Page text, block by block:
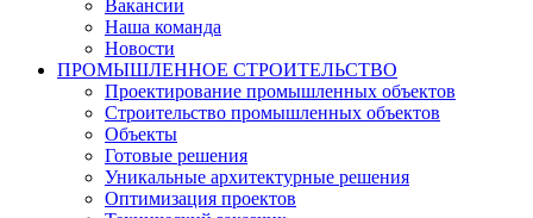
Вакансии
Наша команда
Новости
ПРОМЫШЛЕННОЕ СТРОИТЕЛЬСТВО
Проектирование промышленных объектов
Строительство промышленных объектов
Объекты
Готовые решения
Уникальные архитектурные решения
Оптимизация проектов